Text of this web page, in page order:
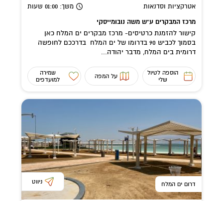
אטרקציות וסדנאות משך: 01:00 שעות
מרכז המבקרים ע"ש משה נובומייסקי
קישור להזמנת כרטיסים- מרכז מבקרים ים המלח כאן
בסמוך לכביש 90 בדרומו של ים המלח בדרככם לחופשה
דרומית בים המלח, מדבר יהודה...
הוספה לטיול
שלי
על המפה
שמירה
למועדפים
דרום ים המלח ניווט